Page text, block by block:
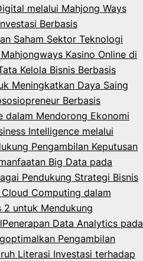
melalui Mahjong Ways
Berbasis
Saham Sektor Teknologi
Kasino Online di
Kelola Bisnis Berbasis
Meningkatkan Daya Saing
Berbasis
dalam Mendorong Ekonomi
Intelligence melalui
Pengambilan Keputusan
Big Data pada
Pendukung Strategi Bisnis
Computing dalam
2 untuk Mendukung
Penerapan Data Analytics pada
Pengambilan
Literasi Investasi terhadap